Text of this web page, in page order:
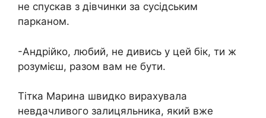
не спускав з дівчинки за сусідським
парканом.
-Андрійко, любий, не дивись у цей бік, ти ж
розумієш, разом вам не бути.
Тітка Марина швидко вирахувала
невдачливого залицяльника, який вже